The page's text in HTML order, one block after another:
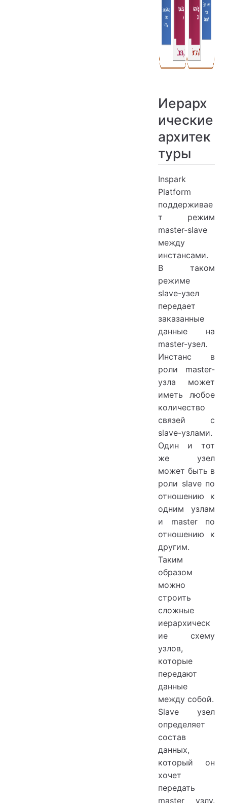
Иерарх
ические
архитек
туры
Inspark
Platform
поддерживае
т режим
master-slave
между
инстансами.
В таком
режиме
slave-узел
передает
заказанные
данные на
master-узел.
Инстанс в
роли master-
узла может
иметь любое
количество
связей с
slave-узлами.
Один и тот
же узел
может быть в
роли slave по
отношению к
одним узлам
и master по
отношению к
другим.
Таким
образом
можно
строить
сложные
иерархическ
ие схему
узлов,
которые
передают
данные
между собой.
Slave узел
определяет
состав
данных,
который он
хочет
передать
master узлу.